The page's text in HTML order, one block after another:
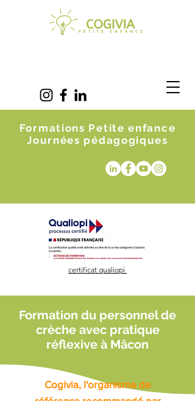
Formations Petite enfance
Journées pédagogiques
certificat qualiopi
Formation du personnel de
crèche avec pratique
réflexive à Mâcon
Cogivia, l'organisme de